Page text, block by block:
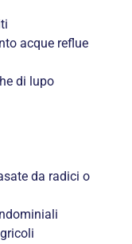
acque reflue
di lupo
da radici o